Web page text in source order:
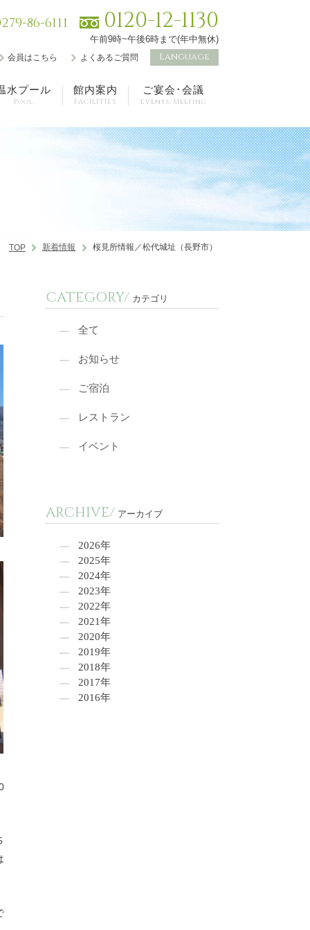
86-6111 0120-12-1130
午前9時~午後6時まで(年中無休)
会員はこちら よくあるご質問 Language
水プール
Pool
館内案内
FACILITIES
ご宴会･会議
Events/Meeting
TOP 新着情報 桜見所情報／松代城址（長野市）
CATEGORY/ カテゴリ
全て
お知らせ
ご宿泊
レストラン
イベント
ARCHIVE/ アーカイブ
2026年
2025年
2024年
2023年
2022年
2021年
2020年
2019年
2018年
2017年
2016年